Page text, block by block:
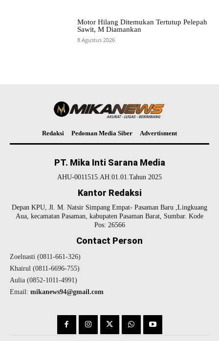
Motor Hilang Ditemukan Tertutup Pelepah
Sawit, M Diamankan
8 Agustus 2026
Redaksi Pedoman Media Siber Advertisment
PT. Mika Inti Sarana Media
AHU-0011515.AH.01.01.Tahun 2025
Kantor Redaksi
Depan KPU, Jl. M. Natsir Simpang Empat- Pasaman Baru ,Lingkuang
Aua, kecamatan Pasaman, kabupaten Pasaman Barat, Sumbar. Kode
Pos: 26566
Contact Person
Zoelnasti (0811-661-326)
Khairul (0811-6696-755)
Aulia (0852-1011-4991)
Email: mikanews94@gmail.com